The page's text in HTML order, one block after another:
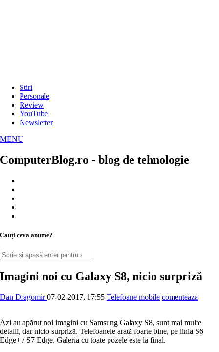
Stiri
Personale
Review
YouTube
Newsletter
MENU
ComputerBlog.ro - blog de tehnologie
Cauți ceva anume?
Imagini noi cu Galaxy S8, nicio surpriză
Dan Dragomir 07-02-2017, 17:55 Telefoane mobile comenteaza
Azi au apărut noi imagini cu Samsung Galaxy S8, sunt mai multe
detalii, dar nicio surpriză. Telefoanele arată foarte bine, pe linia S6
Edge+ / S7 Edge. Galeria cu toate pozele este la final.